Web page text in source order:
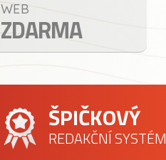
WEB
ZDARMA
ŠPIČKOVÝ
REDAKČNÍ SYSTÉM